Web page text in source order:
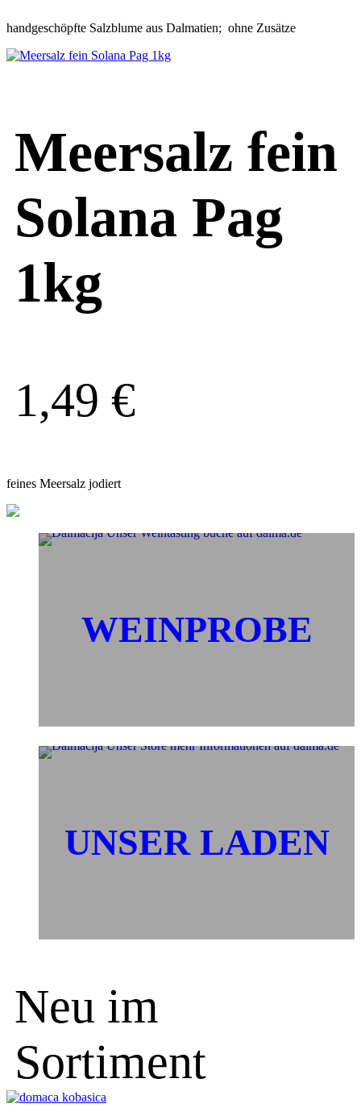
handgeschöpfte Salzblume aus Dalmatien; ohne Zusätze
Meersalz fein
Solana Pag
1kg
1,49 €
feines Meersalz jodiert
WEINPROBE
UNSER LADEN
Neu im
Sortiment